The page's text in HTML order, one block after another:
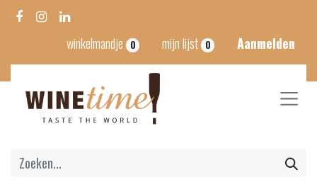
winkelmandje 0 mijn lijst 0 Aanmelden